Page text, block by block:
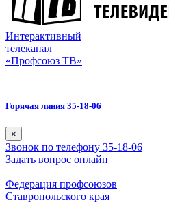
Интерактивный
телеканал
«Профсоюз ТВ»
Горячая линия 35-18-06
×
Звонок по телефону 35-18-06
Задать вопрос онлайн
Федерация профсоюзов
Ставропольского края